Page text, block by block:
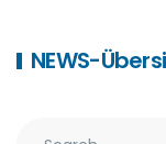
NEWS-